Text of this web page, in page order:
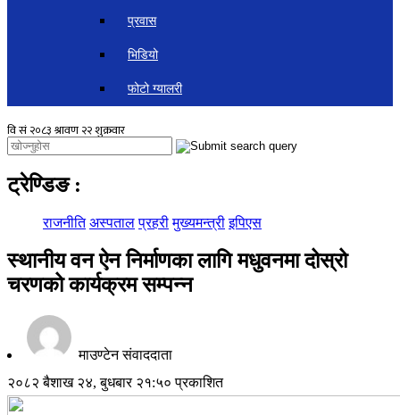
प्रवास
भिडियो
फोटो ग्यालरी
ट्रेण्डिङ :
राजनीति अस्पताल प्रहरी मुख्यमन्त्री इपिएस
स्थानीय वन ऐन निर्माणका लागि मधुवनमा दोस्रो
चरणको कार्यक्रम सम्पन्न
माउण्टेन संवाददाता
२०८२ बैशाख २४, बुधबार २१:५० प्रकाशित